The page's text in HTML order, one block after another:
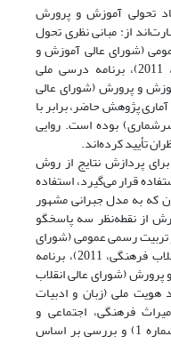
تحولی آموزش و پرورش
از: مبانی نظری تحول
(شورای عالی آموزش و
پرورش و شورای عالی انقلاب فرهنگی، 2011)، برنامه درسی ملی
و پرورش (شورای عالی
2011)). نمونه آماری پژوهش حاضر، برابر با
بوده است. روایی
تأیید کرده‌اند.
پردازش نتایج از روش
قرار می‌گیرد، استفاده
که به مدل جبرانی مشهور
از نقطه‌نظر سه پاسخگو
تربیت رسمی عمومی (شورای
عالی آموزش و پرورش و شورای عالی انقلاب فرهنگی، 2011)، برنامه
(شورای عالی انقلاب
و شش بُعد هویت ملی (زبان و ادبیات
فرهنگی، اجتماعی و
سیاسی) طبقه‌بندی شده است (تصویر شماره 1) و بررسی بر اساس